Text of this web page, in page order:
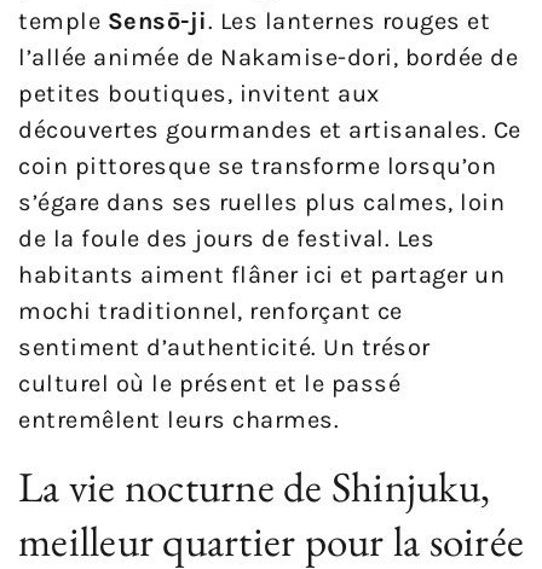
temple Sensō-ji. Les lanternes rouges et
l’allée animée de Nakamise-dori, bordée de
petites boutiques, invitent aux
découvertes gourmandes et artisanales. Ce
coin pittoresque se transforme lorsqu’on
s’égare dans ses ruelles plus calmes, loin
de la foule des jours de festival. Les
habitants aiment flâner ici et partager un
mochi traditionnel, renforçant ce
sentiment d’authenticité. Un trésor
culturel où le présent et le passé
entremêlent leurs charmes.
La vie nocturne de Shinjuku,
meilleur quartier pour la soirée